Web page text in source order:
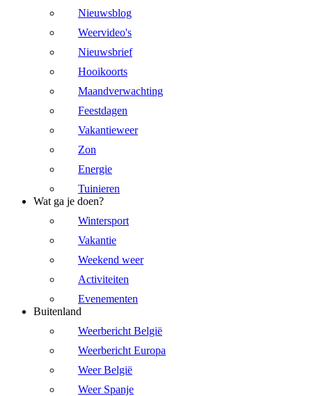
Nieuwsblog
Weervideo's
Nieuwsbrief
Hooikoorts
Maandverwachting
Feestdagen
Vakantieweer
Zon
Energie
Tuinieren
Wat ga je doen?
Wintersport
Vakantie
Weekend weer
Activiteiten
Evenementen
Buitenland
Weerbericht België
Weerbericht Europa
Weer België
Weer Spanje